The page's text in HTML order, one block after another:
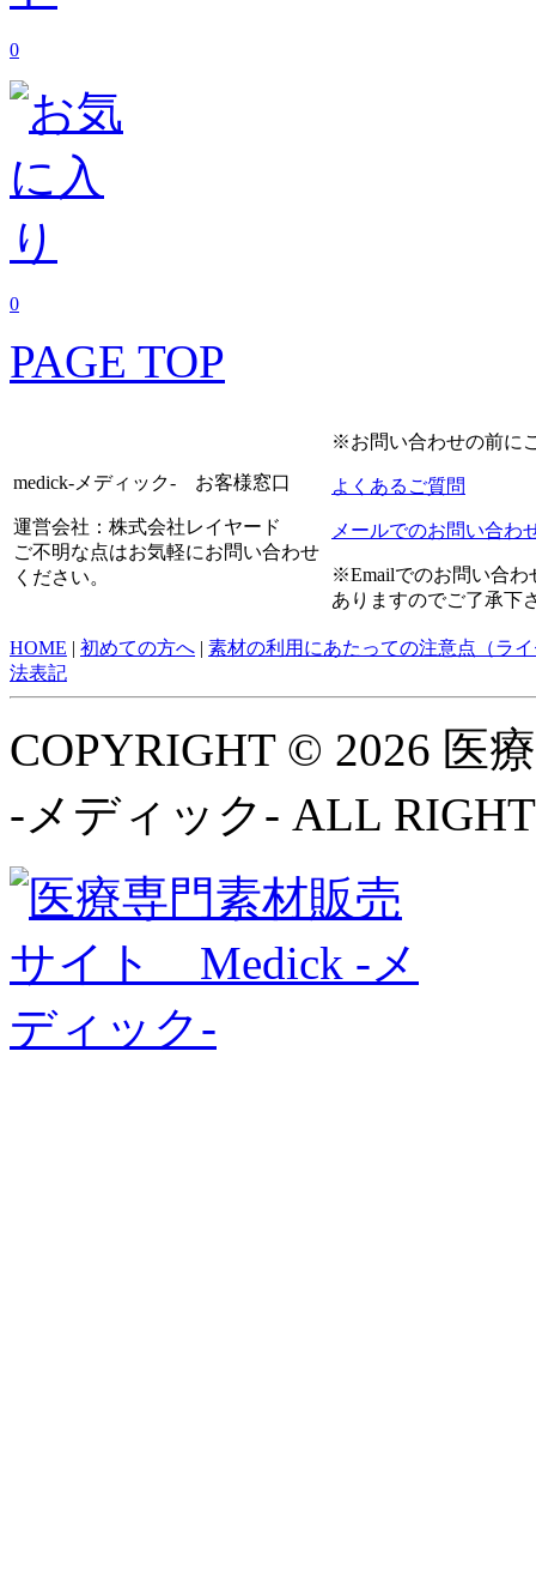
0
0
PAGE TOP
medick-メディック- お客様窓口
運営会社：株式会社レイヤード
ご不明な点はお気軽にお問い合わせ
ください。
※お問い合わせの前に
よくあるご質問
メールでのお問い合わ
※Emailでのお問い合わ
ありますのでご了承下
HOME | 初めての方へ | 素材の利用にあたっての注意点（ラ
法表記
COPYRIGHT © 2026 医
-メディック- ALL RIGHT